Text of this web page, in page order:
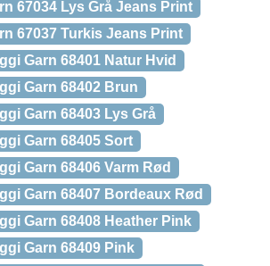
67034 Lys Grå Jeans Print
67037 Turkis Jeans Print
Garn 68401 Natur Hvid
Garn 68402 Brun
Garn 68403 Lys Grå
Garn 68405 Sort
Garn 68406 Varm Rød
Garn 68407 Bordeaux Rød
Garn 68408 Heather Pink
Garn 68409 Pink